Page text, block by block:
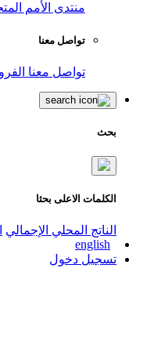
منتدى الأمم
تواصل معنا
تواصل معنا
بحث
الكلمات الاعلى بحثا
الناتج المحلي الإجمالي
english
تسجيل دخول